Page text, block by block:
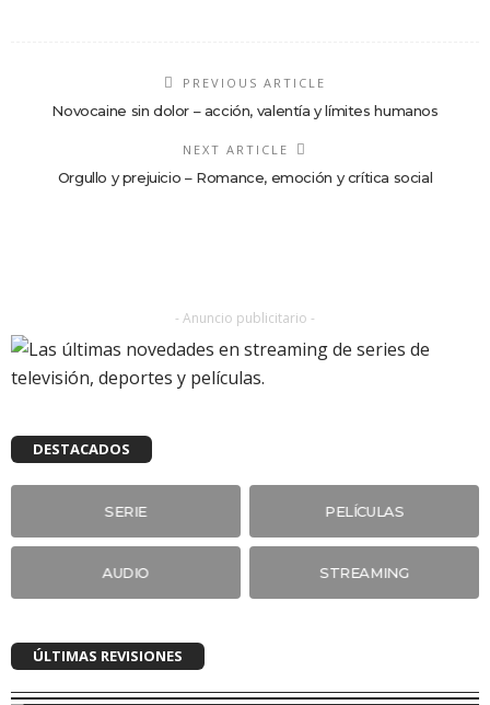
PREVIOUS ARTICLE
Novocaine sin dolor – acción, valentía y límites humanos
NEXT ARTICLE
Orgullo y prejuicio – Romance, emoción y crítica social
- Anuncio publicitario -
DESTACADOS
SERIE PELÍCULAS
AUDIO STREAMING
ÚLTIMAS REVISIONES